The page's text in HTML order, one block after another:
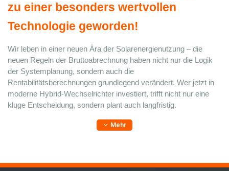
zu einer besonders wertvollen
Technologie geworden!
Wir leben in einer neuen Ära der Solarenergienutzung – die
neuen Regeln der Bruttoabrechnung haben nicht nur die Logik
der Systemplanung, sondern auch die
Rentabilitätsberechnungen grundlegend verändert. Wer jetzt in
moderne Hybrid-Wechselrichter investiert, trifft nicht nur eine
kluge Entscheidung, sondern plant auch langfristig.
Mehr